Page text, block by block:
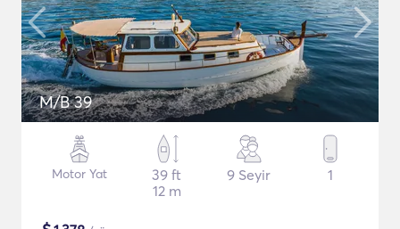
M/B 39
Motor Yat
39 ft
12 m
9 Seyir 1